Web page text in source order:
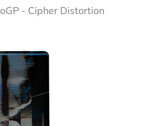
- Cipher Distortion